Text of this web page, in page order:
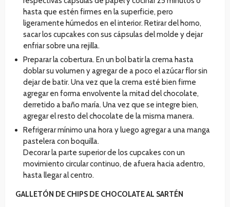
hasta que estén firmes en la superficie, pero
ligeramente húmedos en el interior. Retirar del horno,
sacar los cupcakes con sus cápsulas del molde y dejar
enfriar sobre una rejilla.
Preparar la cobertura. En un bol batir la crema hasta
doblar su volumen y agregar de a poco el azúcar flor sin
dejar de batir. Una vez que la crema esté bien firme
agregar en forma envolvente la mitad del chocolate,
derretido a baño maría. Una vez que se integre bien,
agregar el resto del chocolate de la misma manera.
Refrigerar mínimo una hora y luego agregar a una manga
pastelera con boquilla.
Decorar la parte superior de los cupcakes con un
movimiento circular continuo, de afuera hacia adentro,
hasta llegar al centro.
GALLETÓN DE CHIPS DE CHOCOLATE AL SARTÉN